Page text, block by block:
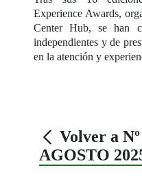
Experience Awards,
Center Hub, se han
independientes y de
en la atención y
Volver a
AGOSTO